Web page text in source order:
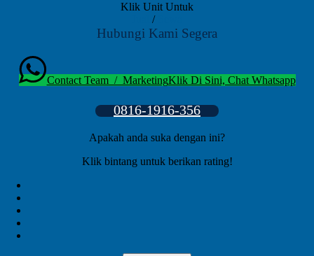
Klik Unit Untuk
/
Hubungi Kami Segera
Contact Team / MarketingKlik Di Sini, Chat Whatsapp
0816-1916-356
Apakah anda suka dengan ini?
Klik bintang untuk berikan rating!